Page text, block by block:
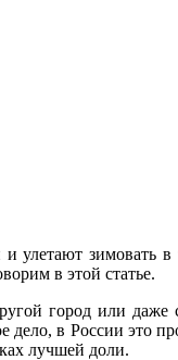
зимовать
в этой статье.
город или даже
в России это
лучшей доли.